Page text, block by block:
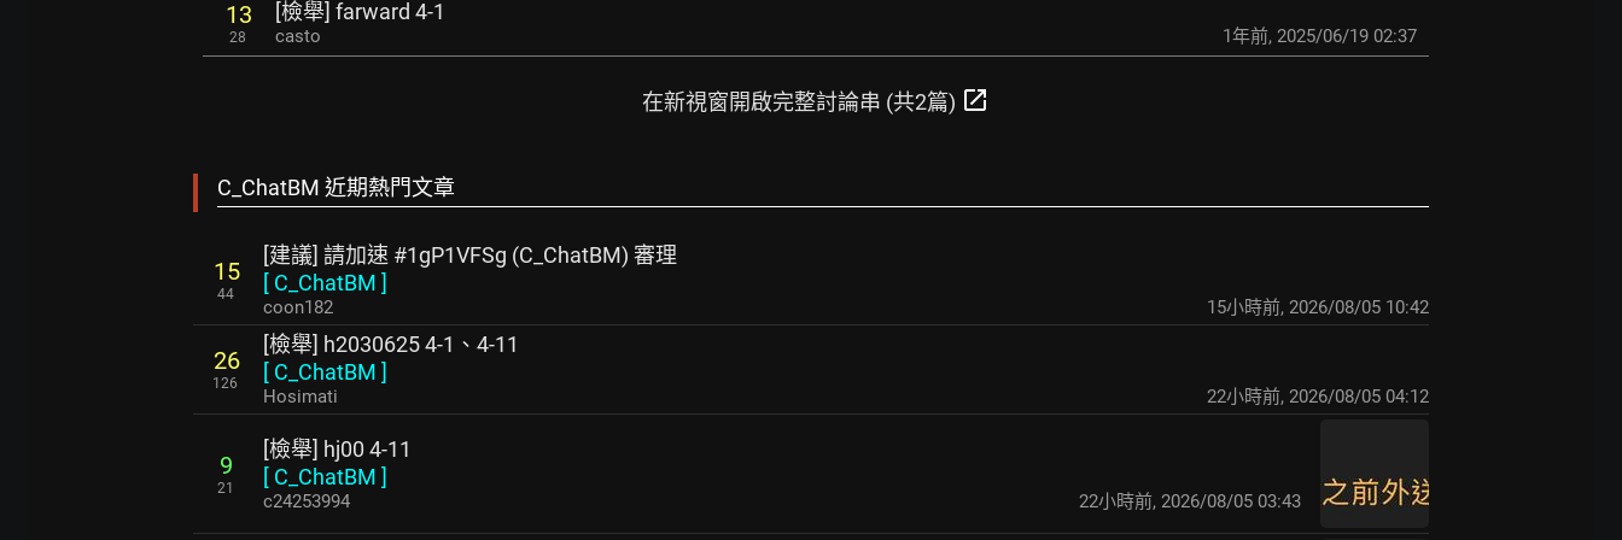
13
28
[檢舉] farward 4-1
casto 1年前, 2025/06/19 02:37
在新視窗開啟完整討論串 (共2篇) open_in_new
C_ChatBM 近期熱門文章
15
44
[建議] 請加速 #1gP1VFSg (C_ChatBM) 審理
[ C_ChatBM ]
coon182 15小時前, 2026/08/05 10:42
26
126
[檢舉] h2030625 4-1、4-11
[ C_ChatBM ]
Hosimati 22小時前, 2026/08/05 04:12
9
21
[檢舉] hj00 4-11
[ C_ChatBM ]
c24253994 22小時前, 2026/08/05 03:43